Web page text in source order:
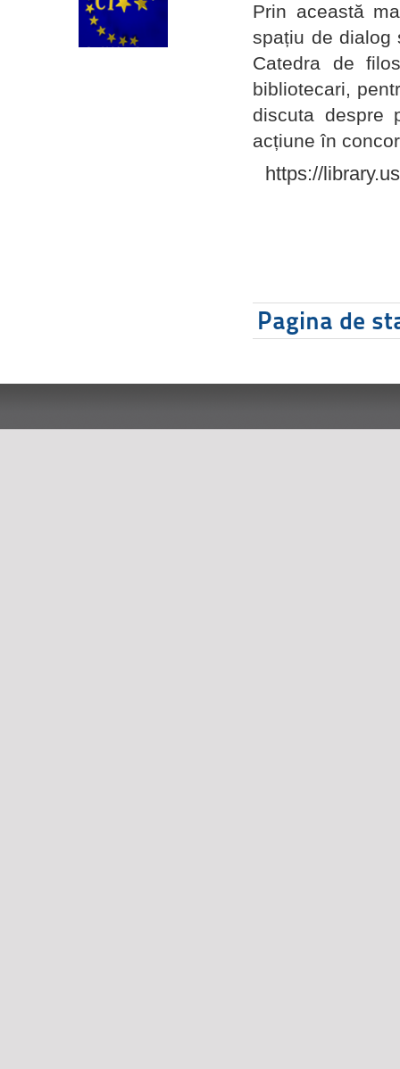
Prin această
spațiu de dialog
Catedra de
bibliotecari,
discuta despre
acțiune în
https://
Pagina de